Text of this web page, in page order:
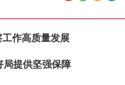
作高质量发展
局提供坚强保障